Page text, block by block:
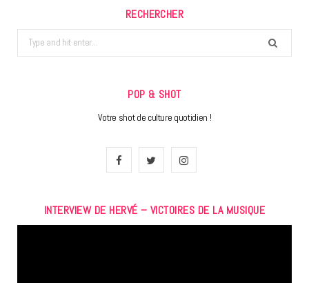
RECHERCHER
Search
for:
POP & SHOT
Votre shot de culture quotidien !
F
c
i
I
s
INTERVIEW DE HERVÉ – VICTOIRES DE LA MUSIQUE